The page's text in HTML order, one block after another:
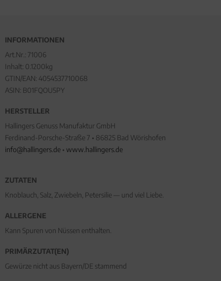
INFORMATIONEN
Art.Nr.: 71006
Inhalt: 0.1200kg
GTIN/EAN: 4054537710068
ASIN: B01FQOU5PY
HERSTELLER
Hallingers Genuss Manufaktur GmbH
Ferdinand-Porsche-Straße 7 • 86825 Bad Wörishofen
info@hallingers.de • www.hallingers.de
ZUTATEN
Knoblauch, Salz, Zwiebeln, Petersilie — und viel Liebe.
ALLERGENE
Kann Spuren von Nüssen enthalten.
PRIMÄRZUTAT(EN)
Gewürze nicht aus Bayern/DE stammend